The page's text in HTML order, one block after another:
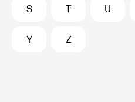
S T U
Y Z